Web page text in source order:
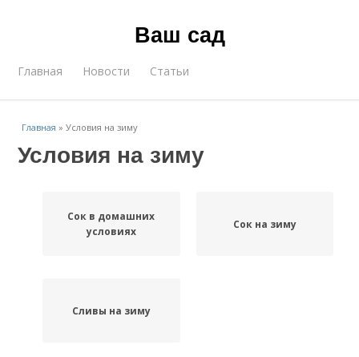
Ваш сад
Главная Новости Статьи
Главная »Условия на зиму
Условия на зиму
Сок в домашних
условиях
Сок на зиму
Сливы на зиму